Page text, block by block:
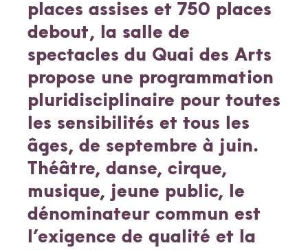
Programmation
Billetterie en ligne
Infos Pratiques
places assises et 750 places
debout, la salle de
spectacles du Quai des Arts
propose une programmation
pluridisciplinaire pour toutes
les sensibilités et tous les
âges, de septembre à juin.
Théâtre, danse, cirque,
musique, jeune public, le
dénominateur commun est
l’exigence de qualité et la